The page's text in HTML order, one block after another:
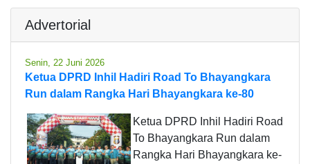
Advertorial
Senin, 22 Juni 2026
Ketua DPRD Inhil Hadiri Road To Bhayangkara
Run dalam Rangka Hari Bhayangkara ke-80
Ketua DPRD Inhil Hadiri Road
To Bhayangkara Run dalam
Rangka Hari Bhayangkara ke-